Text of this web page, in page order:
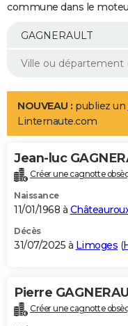
Essais
Réserver un essai
Citadines
Berlines
SUV
Forum auto
+
Mobiles
Meilleur smartphone
Internet
Ordinateurs
Jeux vidéo
Guide high-tech
Aménagement intérieur
LIFESTYLE
Art de vivre
Bien-être
Loisirs
Mode
Modes de vie
Alimentation
Guide de la santé
Maladies
Médicaments
Sommeil
VOYAGE
Destinations
City break
Voyage nature
Voyage de noces
Forum
Climat
+PHOTO
GUIDES D'ACHAT
BONS PLANS
Carte de Noël
Carte Bonne année
Carte Saint-Valentin
Carte Pâques
Carte d'anniversaire
DICTIONNAIRE
commune dans le
NOUVEAU : publiez un
Linternaute.com
Jean-luc
Créer une cagnotte
Naissance
11/01/1968 à
Décès
31/07/2025 à Limoges (
Pierre
Créer une cagnotte